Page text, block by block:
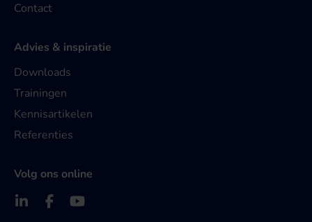
Contact
Advies & inspiratie
Downloads
Trainingen
Kennisartikelen
Referenties
Volg ons online